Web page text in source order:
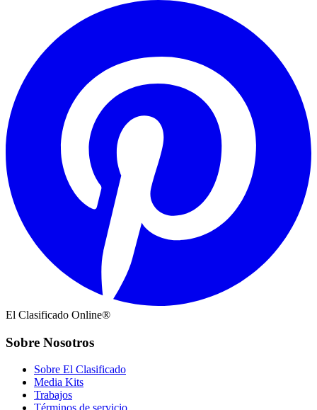
El Clasificado Online®
Sobre Nosotros
Sobre El Clasificado
Media Kits
Trabajos